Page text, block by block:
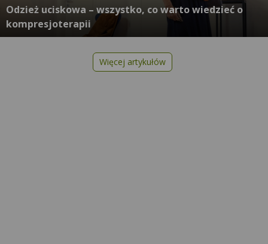
Odzież uciskowa – wszystko, co warto wiedzieć o
kompresjoterapii
Więcej artykułów